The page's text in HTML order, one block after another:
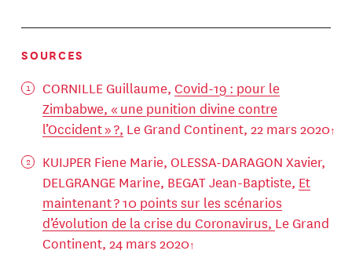
SOURCES
CORNILLE Guillaume, Covid-19 : pour le
Zimbabwe, « une punition divine contre
l’Occident » ?, Le Grand Continent, 22 mars 2020
KUIJPER Fiene Marie, OLESSA-DARAGON Xavier,
DELGRANGE Marine, BEGAT Jean-Baptiste, Et
maintenant ? 10 points sur les scénarios
d’évolution de la crise du Coronavirus, Le Grand
Continent, 24 mars 2020